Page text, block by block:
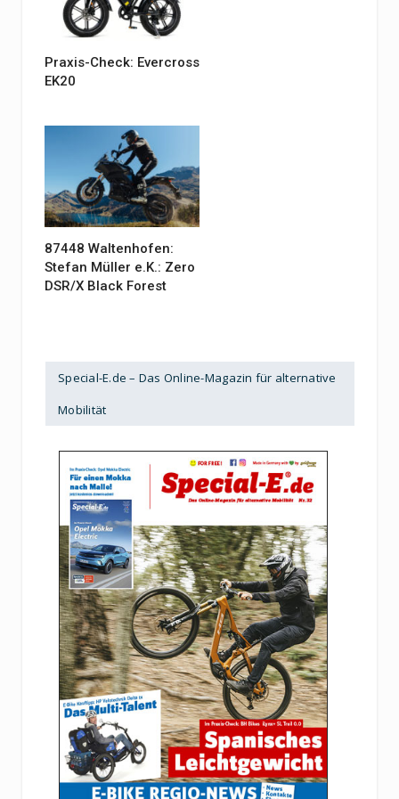
Praxis-Check: Evercross
EK20
87448 Waltenhofen:
Stefan Müller e.K.: Zero
DSR/X Black Forest
Special-E.de – Das Online-Magazin für alternative
Mobilität